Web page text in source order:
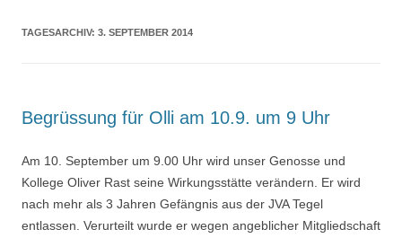
TAGESARCHIV: 3. SEPTEMBER 2014
Begrüssung für Olli am 10.9. um 9 Uhr
Am 10. September um 9.00 Uhr wird unser Genosse und
Kollege Oliver Rast seine Wirkungsstätte verändern. Er wird
nach mehr als 3 Jahren Gefängnis aus der JVA Tegel
entlassen. Verurteilt wurde er wegen angeblicher Mitgliedschaft